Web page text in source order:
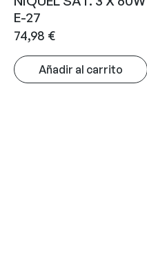
E-27
74,98 €
Añadir al carrito